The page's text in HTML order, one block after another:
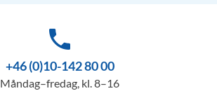
phone
+46 (0)10-142 80 00
Måndag–fredag, kl. 8–16